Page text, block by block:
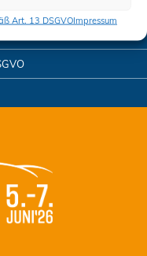
Art. 13 DSGVOImpressum